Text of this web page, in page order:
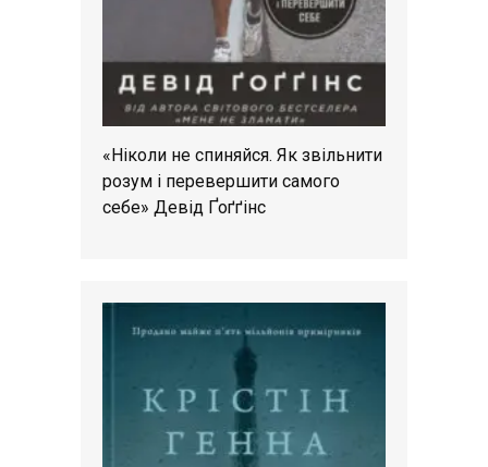
«Ніколи не спиняйся. Як звільнити
розум і перевершити самого
себе» Девід Ґоґґінс